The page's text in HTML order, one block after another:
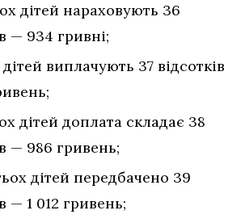
дітей нараховують 36
— 934 гривні;
виплачують 37 відсотків
дітей доплата складає 38
— 986 гривень;
дітей передбачено 39
— 1 012 гривень;